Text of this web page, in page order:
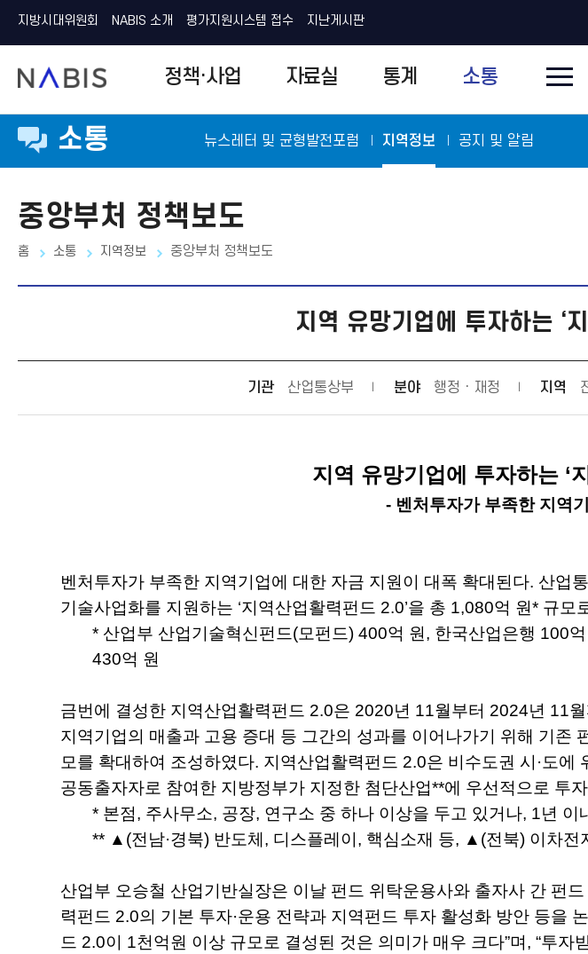
지방시대위원회 NABIS 소개 평가지원시스템 접수 지난게시판
N
A 정책·사업 자료실 통계 소통
전
체
닫
소통 뉴스레터 및 균형발전포럼 지역정보 공지 및 알림
중앙부처 정책보도
홈 소통 지역정보 중앙부처 정책보도
지역 유망기업에 투자하는 ‘
기관 산업통상부 분야 행정ㆍ재정 지역